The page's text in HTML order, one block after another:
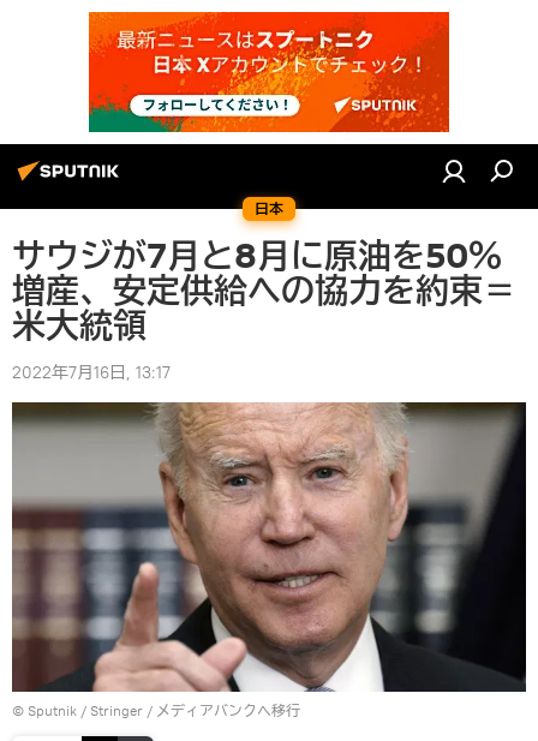
日本
サウジが7月と8月に原油を50％
増産、安定供給への協力を約束＝
米大統領
2022年7月16日, 13:17
© Sputnik / Stringer / メディアバンクへ移行